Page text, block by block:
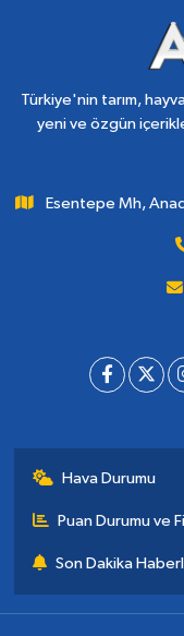
Türkiye'nin tarım,
yeni ve özgün
Esentepe Mh,
Hava Durumu
Puan Durumu ve
Son Dakika